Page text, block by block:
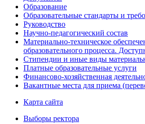
Образование
Образовательные стандарты и
Руководство
Научно-педагогический состав
Материально-техническое
образовательного процесса.
Стипендии и иные виды
Платные образовательные услуги
Финансово-хозяйственная
Вакантные места для приема
Карта сайта
Выборы ректора